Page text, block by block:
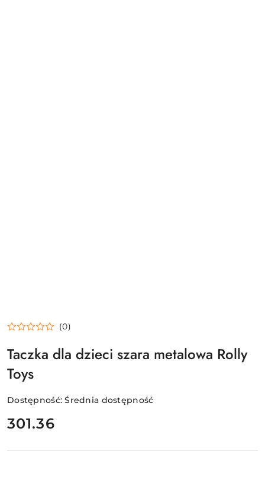
(0)
Taczka dla dzieci szara metalowa Rolly
Toys
Dostępność:Średnia dostępność
cena:
301.36